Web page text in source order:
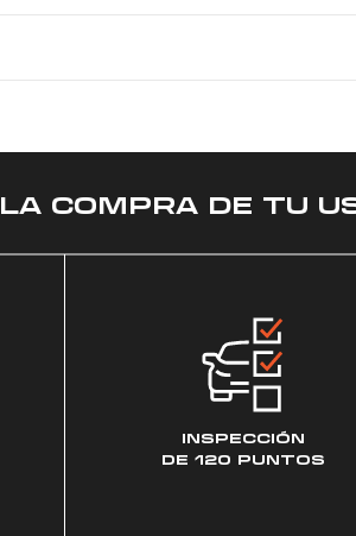
LA COMPRA DE TU
INSPECCIÓN
DE 120 PUNTOS